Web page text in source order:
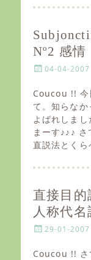
Nº2 感情
P
s
e
d
o
n
04-04-2007
Coucou !! 今
て。知らな
よばれしま
まーす♪♪♪
直説法とく
直接目的
人称代名
P
s
29-01-2007
Coucou !! さ